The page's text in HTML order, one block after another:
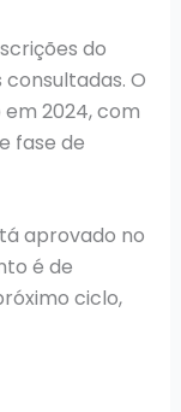
do
consultadas. O
em 2024, com
fase de
aprovado no
é de
ciclo,